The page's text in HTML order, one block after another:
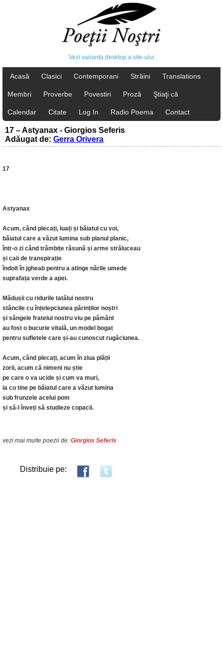
Vezi varianta desktop a site-ului
Acasă Clasici Contemporani Străini Translations
Membri Proverbe Povestiri Proză Ştiaţi că
Calendar Citate Log In Radio Poema Contact
17 – Astyanax - Giorgios Seferis
Adăugat de: Gerra Orivera
17
Astyanax
Acum, când plecați, luați și băiatul cu voi,
băiatul care a văzut lumina sub planul planic,
într-o zi când trâmbițe răsună și arme străluceau
și caii de transpirație
îndoit în jgheab pentru a atinge nările umede
suprafața verde a apei.
Mădușii cu ridurile tatălui nostru
stâncile cu înțelepciunea părinților noștri
și sângele fratelui nostru viu pe pământ
au fost o bucurie vitală, un model bogat
pentru sufletele care și-au cunoscut rugăciunea.
Acum, când plecați, acum în ziua plății
zorii, acum că nimeni nu știe
pe care o va ucide și cum va muri,
ia cu tine pe băiatul care a văzut lumina
sub frunzele acelui pom
și să-l înveți să studieze copacii.
vezi mai multe poezii de: Giorgios Seferis
Distribuie pe: